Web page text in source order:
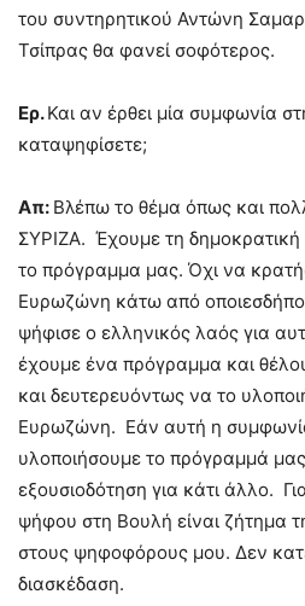
του συντηρητικού Αντώνη
Τσίπρας θα φανεί σοφότερος.
Ερ.Και αν έρθει μία συμφωνία
καταψηφίσετε;
Απ: Βλέπω το θέμα όπως και
ΣΥΡΙΖΑ. Έχουμε τη
το πρόγραμμα μας. Όχι να
Ευρωζώνη κάτω από
ψήφισε ο ελληνικός λαός για
έχουμε ένα πρόγραμμα και
και δευτερευόντως να το
Ευρωζώνη. Εάν αυτή η
υλοποιήσουμε το πρόγραμμά
εξουσιοδότηση για κάτι άλλο.
ψήφου στη Βουλή είναι ζήτημα
στους ψηφοφόρους μου. Δεν
διασκέδαση.